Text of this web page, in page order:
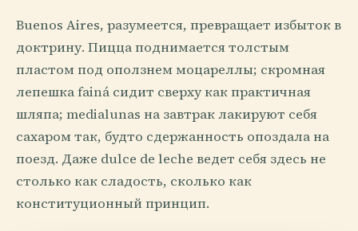
Buenos Aires, разумеется, превращает избыток в
доктрину. Пицца поднимается толстым
пластом под оползнем моцареллы; скромная
лепешка fainá сидит сверху как практичная
шляпа; medialunas на завтрак лакируют себя
сахаром так, будто сдержанность опоздала на
поезд. Даже dulce de leche ведет себя здесь не
столько как сладость, сколько как
конституционный принцип.